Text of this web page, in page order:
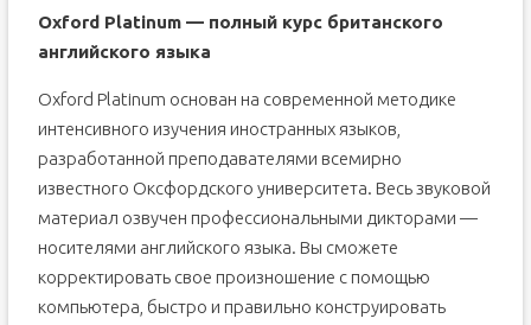
Oxford Platinum — полный курс британского
английского языка
Oxford Platinum основан на современной методике
интенсивного изучения иностранных языков,
разработанной преподавателями всемирно
известного Оксфордского университета. Весь звуковой
материал озвучен профессиональными дикторами —
носителями английского языка. Вы сможете
корректировать свое произношение с помощью
компьютера, быстро и правильно конструировать